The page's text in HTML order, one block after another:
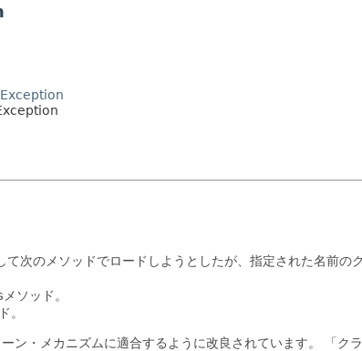
次のメソッドでロードしようとしたが、指定された名前の
メソッド。
。
ン・メカニズムに適合するように改良されています。 「ク